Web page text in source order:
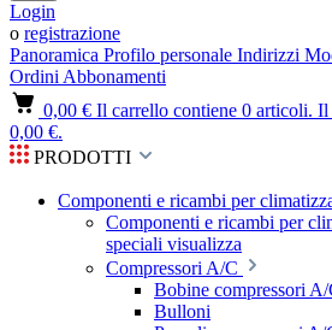
Login
o registrazione
Panoramica Profilo personale Indirizzi
Ordini Abbonamenti
0,00 € Il carrello contiene 0 articoli.
0,00 €.
PRODOTTI
Componenti e ricambi per
Componenti e ricambi per
speciali visualizza
Compressori A/C
Bobine compressori A/
Bulloni